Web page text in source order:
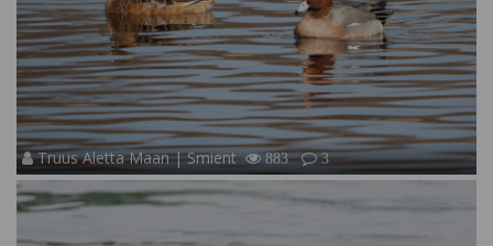
Truus Aletta Maan | Smient 883 3